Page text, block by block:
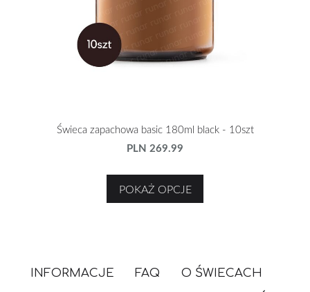
Świeca zapachowa basic 180ml black - 10szt
PLN 269.99
POKAŻ OPCJE
INFORMACJE FAQ
O ŚWIECACH